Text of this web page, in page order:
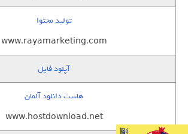
تولید محتوا
www.rayamarketing.com
آپلود فایل
هاست دانلود آلمان
www.hostdownload.net